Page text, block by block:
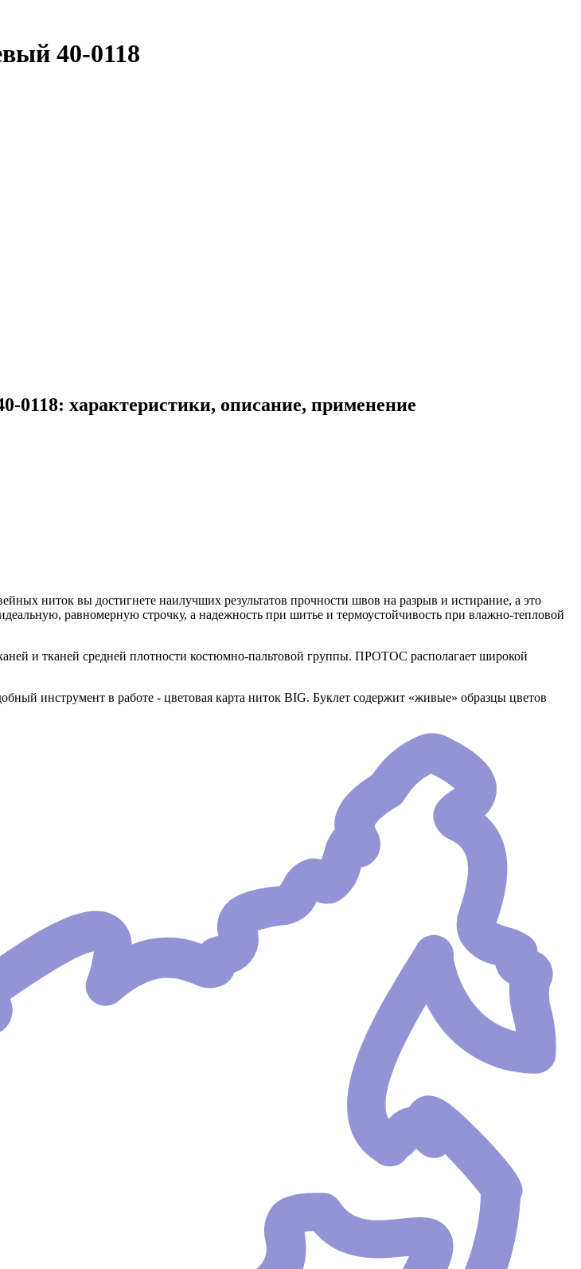
40-0118
характеристики, описание, применение
ниток вы достигнете наилучших результатов прочности швов на разрыв и истирание, а это
равномерную строчку, а надежность при шитье и термоустойчивость при влажно-тепловой
и тканей средней плотности костюмно-пальтовой группы. ПРОТОС располагает широкой
инструмент в работе - цветовая карта ниток BIG. Буклет содержит «живые» образцы цветов